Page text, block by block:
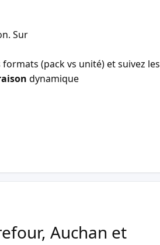
Sur
(pack vs unité) et suivez les
dynamique
Auchan et